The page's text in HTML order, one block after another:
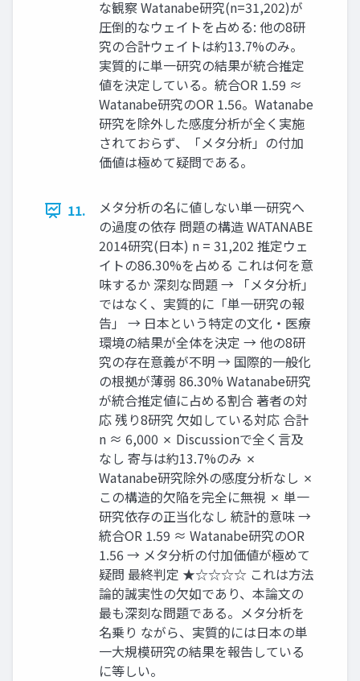
な観察 Watanabe研究(n=31,202)が
圧倒的なウェイトを占める: 他の8研
究の合計ウェイトは約13.7%のみ。
実質的に単一研究の結果が統合推定
値を決定している。統合OR 1.59 ≈
Watanabe研究のOR 1.56。Watanabe
研究を除外した感度分析が全く実施
されておらず、「メタ分析」の付加
価値は極めて疑問である。
11.
メタ分析の名に値しない単一研究へ
の過度の依存 問題の構造 WATANABE
2014研究(日本) n = 31,202 推定ウェ
イトの86.30%を占める これは何を意
味するか 深刻な問題 → 「メタ分析」
ではなく、実質的に「単一研究の報
告」 → 日本という特定の文化・医療
環境の結果が全体を決定 → 他の8研
究の存在意義が不明 → 国際的一般化
の根拠が薄弱 86.30% Watanabe研究
が統合推定値に占める割合 著者の対
応 残り8研究 欠如している対応 合計
n ≈ 6,000 ✗ Discussionで全く言及
なし 寄与は約13.7%のみ ✗
Watanabe研究除外の感度分析なし ✗
この構造的欠陥を完全に無視 ✗ 単一
研究依存の正当化なし 統計的意味 →
統合OR 1.59 ≈ Watanabe研究のOR
1.56 → メタ分析の付加価値が極めて
疑問 最終判定 ★☆☆☆☆ これは方法
論的誠実性の欠如であり、本論文の
最も深刻な問題である。メタ分析を
名乗り ながら、実質的には日本の単
一大規模研究の結果を報告している
に等しい。